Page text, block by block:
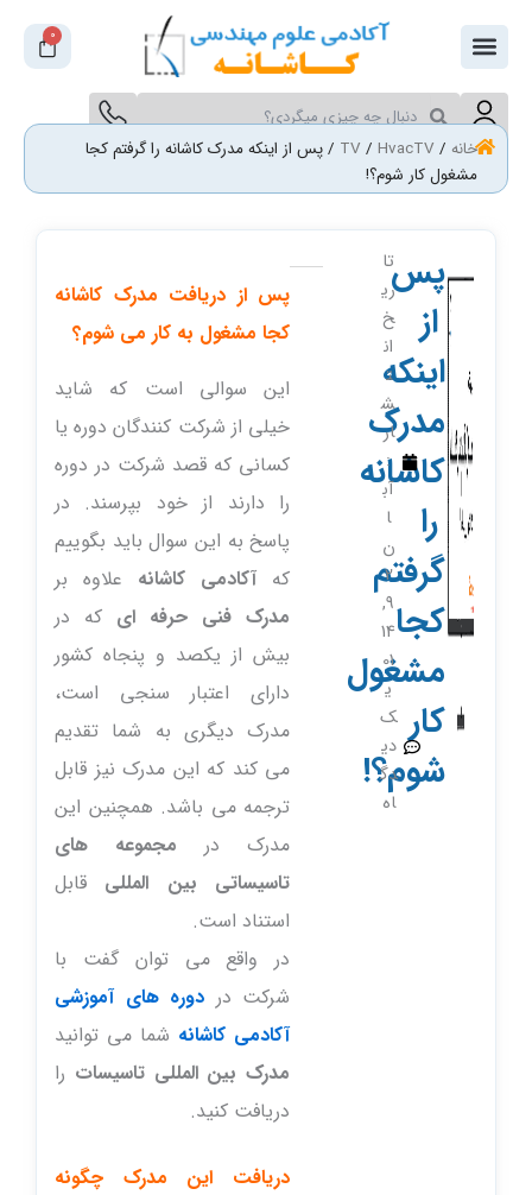
محتوا
0
سبد
خرید
جستجو
کنید
جستجو
کنید
خانه/
TV /HvacTV
/ پس از اینکه مدرک کاشانه را گرفتم کجا
مشغول کار شوم؟!
پس
از
اینکه
مدرک
کاشانه
را
گرفتم
کجا
مشغول
کار
شوم؟!
تا
ری
خ
ان
ت
ش
ار
:
آب
ا
ن
2
9,
14
01
ی
ک
دی
دگ
اه
پس از دریافت مدرک کاشانه
کجا مشغول به کار می شوم؟
این سوالی است که شاید
خیلی از شرکت کنندگان دوره یا
کسانی که قصد شرکت در دوره
را دارند از خود بپرسند. در
پاسخ به این سوال باید بگوییم
که آکادمی کاشانه علاوه بر
مدرک فنی حرفه ای که در
بیش از یکصد و پنجاه کشور
دارای اعتبار سنجی است،
مدرک دیگری به شما تقدیم
می کند که این مدرک نیز قابل
ترجمه می باشد. همچنین این
مدرک در مجموعه های
تاسیساتی بین المللی قابل
استناد است.
در واقع می توان گفت با
شرکت در دوره های آموزشی
آکادمی کاشانه شما می توانید
مدرک بین المللی تاسیسات را
دریافت کنید.
دریافت این مدرک چگونه